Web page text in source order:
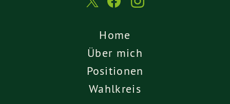
Home
Über mich
Positionen
Wahlkreis